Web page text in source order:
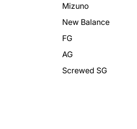
Mizuno
New Balance
FG
AG
Screwed SG